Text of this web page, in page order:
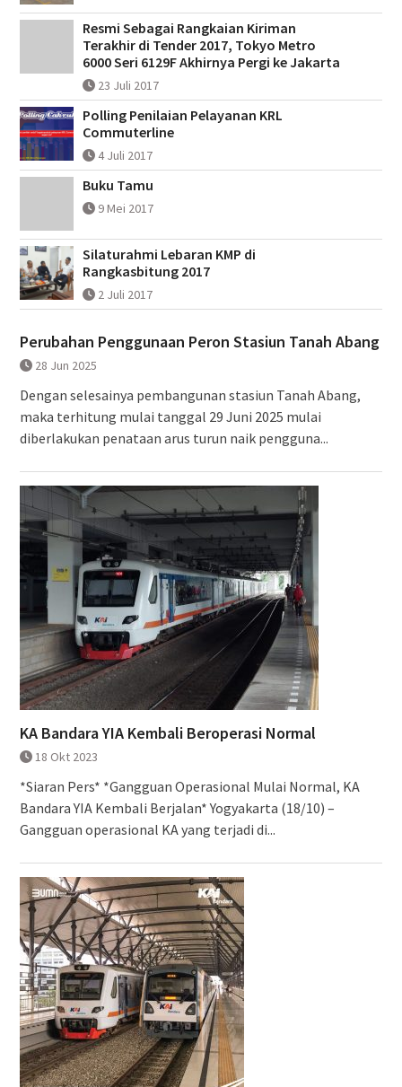
Resmi Sebagai Rangkaian Kiriman
Terakhir di Tender 2017, Tokyo Metro
6000 Seri 6129F Akhirnya Pergi ke Jakarta
23 Juli 2017
Polling Penilaian Pelayanan KRL
Commuterline
4 Juli 2017
Buku Tamu
9 Mei 2017
Silaturahmi Lebaran KMP di
Rangkasbitung 2017
2 Juli 2017
Perubahan Penggunaan Peron Stasiun Tanah Abang
28 Jun 2025
Dengan selesainya pembangunan stasiun Tanah Abang,
maka terhitung mulai tanggal 29 Juni 2025 mulai
diberlakukan penataan arus turun naik pengguna...
KA Bandara YIA Kembali Beroperasi Normal
18 Okt 2023
*Siaran Pers* *Gangguan Operasional Mulai Normal, KA
Bandara YIA Kembali Berjalan* Yogyakarta (18/10) –
Gangguan operasional KA yang terjadi di...